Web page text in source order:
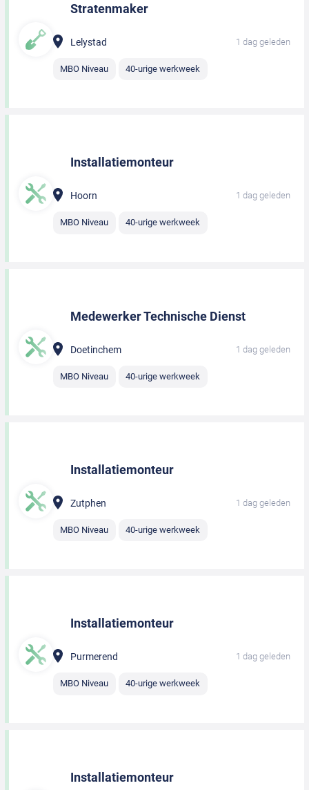
Stratenmaker
Lelystad 1 dag geleden
MBO Niveau 40-urige werkweek
Installatiemonteur
Hoorn 1 dag geleden
MBO Niveau 40-urige werkweek
Medewerker Technische Dienst
Doetinchem 1 dag geleden
MBO Niveau 40-urige werkweek
Installatiemonteur
Zutphen 1 dag geleden
MBO Niveau 40-urige werkweek
Installatiemonteur
Purmerend 1 dag geleden
MBO Niveau 40-urige werkweek
Installatiemonteur